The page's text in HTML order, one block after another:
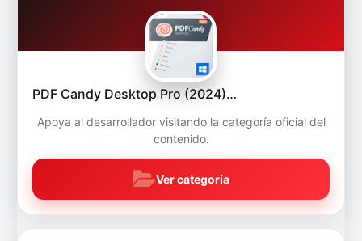
PDF Candy Desktop Pro (2024)…
Apoya al desarrollador visitando la categoría oficial del
contenido.
Ver categoría